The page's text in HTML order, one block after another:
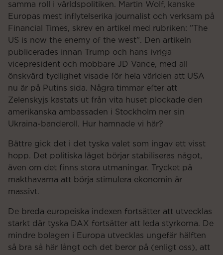
samma roll i världspolitiken. Martin Wolf, kanske
Europas mest inflytelserika journalist och verksam på
Financial Times, skrev en artikel med rubriken: ”The
US is now the enemy of the west”. Den artikeln
publicerades innan Trump och hans ivriga
vicepresident och mobbare JD Vance, med all
önskvärd tydlighet visade för hela världen att USA
nu är på Putins sida. Några timmar efter att
Zelenskyjs kastats ut från vita huset plockade den
amerikanska ambassaden i Stockholm ner sin
Ukraina-banderoll. Hur hamnade vi här?
Bättre gick det i det tyska valet som ingav ett visst
hopp. Det politiska läget börjar stabiliseras något,
även om det finns stora utmaningar. Trycket på
makthavarna att börja stimulera ekonomin är
massivt.
De breda europeiska indexen fortsätter att utvecklas
starkt där tyska DAX fortsätter att leda styrkorna. De
mindre bolagen i Europa utvecklas ungefär hälften
så bra så här långt och det beror på (enligt oss), att